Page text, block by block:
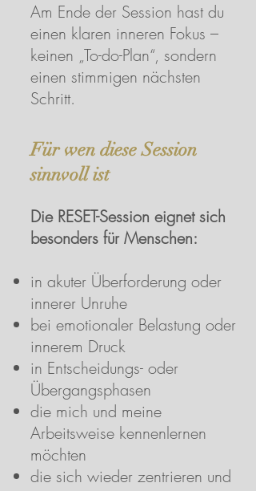
Am Ende der Session hast du
einen klaren inneren Fokus –
keinen „To-do-Plan“, sondern
einen stimmigen nächsten
Schritt.
Für wen diese Session
sinnvoll ist
Die RESET-Session eignet sich
besonders für Menschen:​
in akuter Überforderung oder
innerer Unruhe
bei emotionaler Belastung oder
innerem Druck
in Entscheidungs- oder
Übergangsphasen
die mich und meine
Arbeitsweise kennenlernen
möchten
die sich wieder zentrieren und